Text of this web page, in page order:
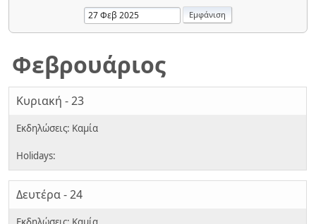
Φεβρουάριος
Κυριακή - 23
Δευτέρα - 24